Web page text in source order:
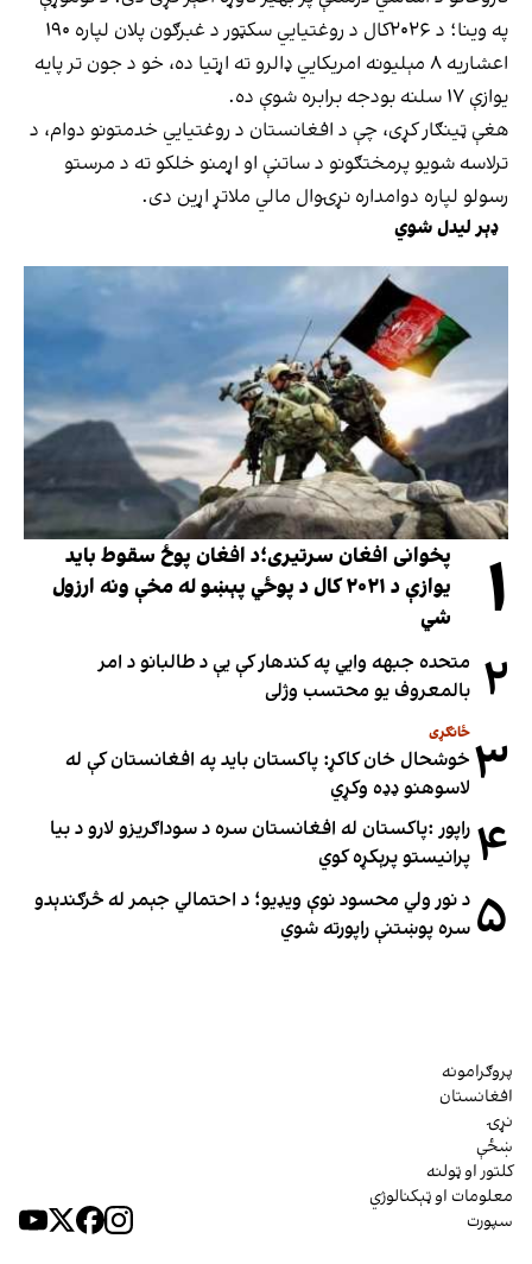
په وینا؛ د ۲۰۲۶کال د روغتیايي سکټور د غبرګون پلان لپاره ۱۹۰
اعشاریه ۸ مېلیونه امریکايي ډالرو ته اړتیا ده، خو د جون تر پایه
یوازې ۱۷ سلنه بودجه برابره شوې ده.
هغې ټینګار کړی، چې د افغانستان د روغتیايي خدمتونو دوام، د
ترلاسه شویو پرمختګونو د ساتنې او اړمنو خلکو ته د مرستو
رسولو لپاره دوامداره نړۍوال مالي ملاتړ اړین دی.
ډېر لیدل شوي
۱
پخوانی افغان سرتیری؛د افغان پوځ سقوط باید
یوازې د ۲۰۲۱ کال د پوځي پېښو له مخې ونه ارزول
شي
۲ متحده جبهه وايي په کندهار کې یې د طالبانو د امر
بالمعروف یو محتسب وژلی
۳ ځانګړی
خوشحال خان کاکړ: پاکستان بايد په افغانستان کې له
لاسوهنو ډډه وکړي
۴ راپور :پاکستان له افغانستان سره د سوداګریزو لارو د بیا
پرانیستو پرېکړه کوي
۵ د نور ولي محسود نوې ویډیو؛ د احتمالي جېمر له څرګندېدو
سره پوښتنې راپورته شوي
پروګرامونه
افغانستان
نړۍ
ښځې
کلتور او ټولنه
معلومات او ټېکنالوژي
سپورت